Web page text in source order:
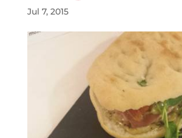
Jul 7, 2015